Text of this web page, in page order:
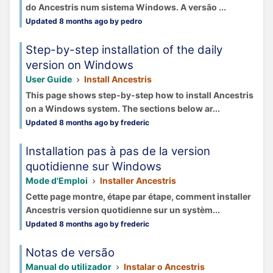
do Ancestris num sistema Windows. A versão ...
Updated 8 months ago by pedro
Step-by-step installation of the daily
version on Windows
User Guide
Install Ancestris
This page shows step-by-step how to install Ancestris
on a Windows system. The sections below ar...
Updated 8 months ago by frederic
Installation pas à pas de la version
quotidienne sur Windows
Mode d'Emploi
Installer Ancestris
Cette page montre, étape par étape, comment installer
Ancestris version quotidienne sur un systèm...
Updated 8 months ago by frederic
Notas de versão
Manual do utilizador
Instalar o Ancestris